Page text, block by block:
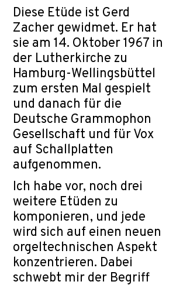
Diese Etüde ist Gerd
Zacher gewidmet. Er hat
sie am 14. Oktober 1967 in
der Lutherkirche zu
Hamburg-Wellingsbüttel
zum ersten Mal gespielt
und danach für die
Deutsche Grammophon
Gesellschaft und für Vox
auf Schallplatten
aufgenommen.
Ich habe vor, noch drei
weitere Etüden zu
komponieren, und jede
wird sich auf einen neuen
orgeltechnischen Aspekt
konzentrieren. Dabei
schwebt mir der Begriff